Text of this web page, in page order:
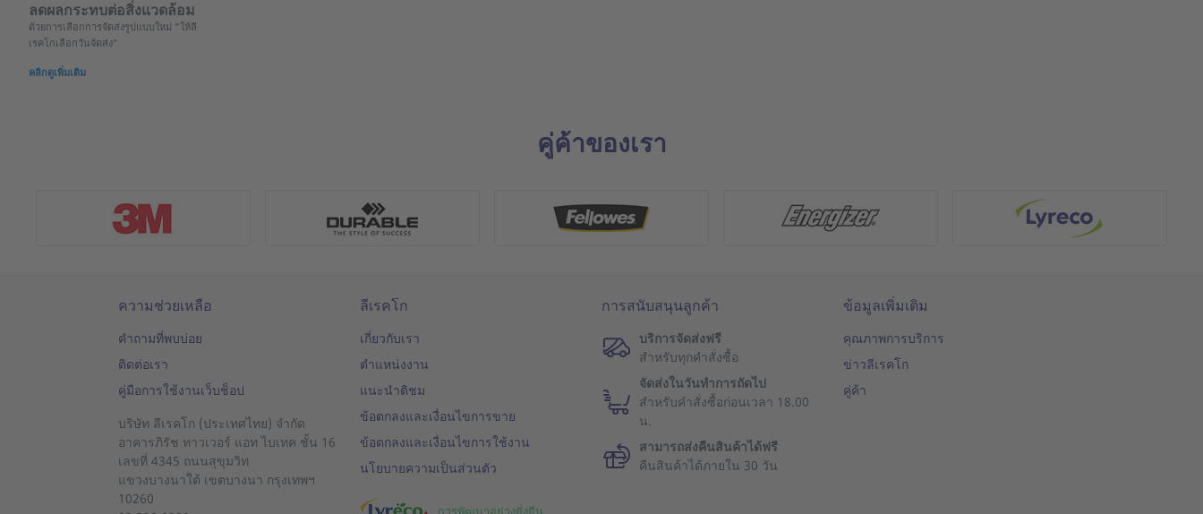
ลดผลกระทบต่อสิ่งแวดล้อม
ด้วยการเลือกการจัดส่งรูปแบบใหม่ "ให้ลี
เรคโกเลือกวันจัดส่ง"
คลิกดูเพิ่มเติม
คู่ค้าของเรา
ความช่วยเหลือ
คำถามที่พบบ่อย
ติดต่อเรา
คู่มือการใช้งานเว็บช็อป
บริษัท ลีเรคโก (ประเทศไทย) จำกัด
อาคารภิรัช ทาวเวอร์ แอท ไบเทค ชั้น 16
เลขที่ 4345 ถนนสุขุมวิท
แขวงบางนาใต้ เขตบางนา กรุงเทพฯ
10260
ลีเรคโก
เกี่ยวกับเรา
ตำแหน่งงาน
แนะนำติชม
ข้อตกลงและเงื่อนไขการขาย
ข้อตกลงและเงื่อนไขการใช้งาน
นโยบายความเป็นส่วนตัว
การสนับสนุนลูกค้า
บริการจัดส่งฟรี
สำหรับทุกคำสั่งซื้อ
จัดส่งในวันทำการถัดไป
สำหรับคำสั่งซื้อก่อนเวลา 18.00
น.
สามารถส่งคืนสินค้าได้ฟรี
คืนสินค้าได้ภายใน 30 วัน
ข้อมูลเพิ่มเติม
คุณภาพการบริการ
ข่าวลีเรคโก
คู่ค้า